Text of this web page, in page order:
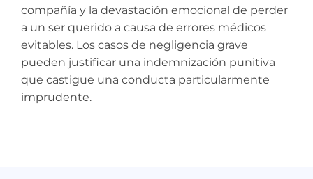
compañía y la devastación emocional de perder
a un ser querido a causa de errores médicos
evitables. Los casos de negligencia grave
pueden justificar una indemnización punitiva
que castigue una conducta particularmente
imprudente.